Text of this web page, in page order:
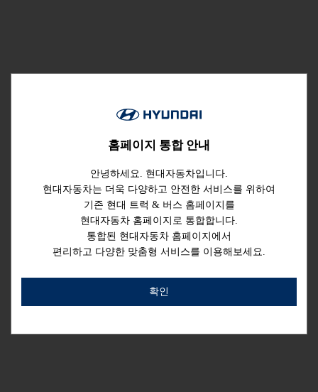
홈페이지 통합 안내
안녕하세요. 현대자동차입니다.
현대자동차는 더욱 다양하고 안전한 서비스를 위하여
기존 현대 트럭 & 버스 홈페이지를
현대자동차 홈페이지로 통합합니다.
통합된 현대자동차 홈페이지에서
편리하고 다양한 맞춤형 서비스를 이용해보세요.
확인